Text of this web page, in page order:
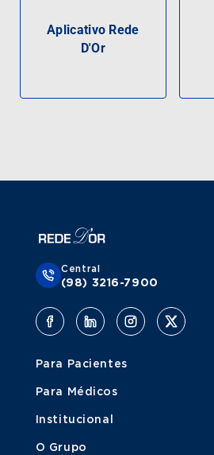
Aplicativo Rede
D'Or
Central
(98) 3216-7900
Para Pacientes
Para Médicos
Institucional
O Grupo